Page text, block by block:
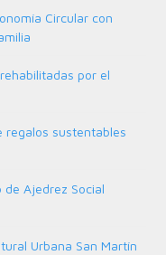
Circular con
por el
regalos sustentables
Ajedrez Social
Urbana San Martín